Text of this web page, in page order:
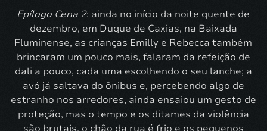
Epílogo Cena 2: ainda no início da noite quente de
dezembro, em Duque de Caxias, na Baixada
Fluminense, as crianças Emilly e Rebecca também
brincaram um pouco mais, falaram da refeição de
dali a pouco, cada uma escolhendo o seu lanche; a
avó já saltava do ônibus e, percebendo algo de
estranho nos arredores, ainda ensaiou um gesto de
proteção, mas o tempo e os ditames da violência